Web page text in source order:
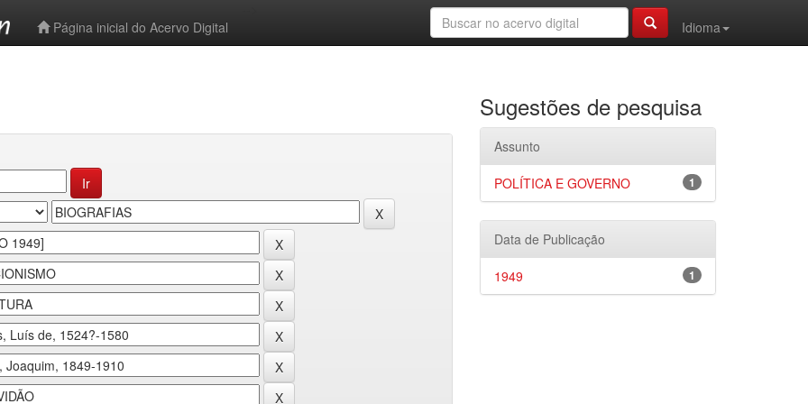
Página inicial do Acervo Digital
Idioma
Sugestões de pesquisa
Assunto
1
POLÍTICA E GOVERNO
Data de Publicação
1
1949